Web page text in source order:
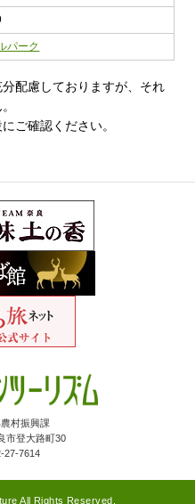
パーク
配慮しておりますが、それ
ご確認ください。
村振興課
市登大路町30
27-7614
All Rights Reserved.